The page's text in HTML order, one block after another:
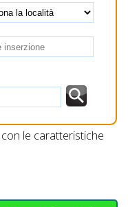
le caratteristiche